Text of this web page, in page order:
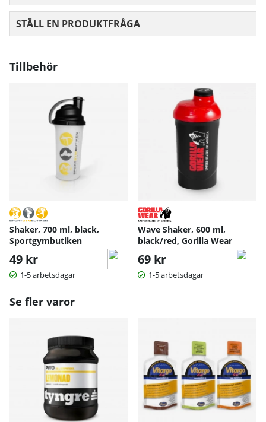
STÄLL EN PRODUKTFRÅGA
Tillbehör
Shaker, 700 ml, black,
Sportgymbutiken
49 kr
1-5 arbetsdagar
Wave Shaker, 600 ml,
black/red, Gorilla Wear
69 kr
1-5 arbetsdagar
Se fler varor